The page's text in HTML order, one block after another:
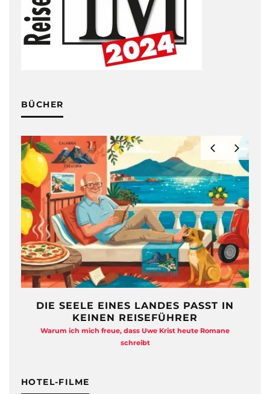
BÜCHER
DIE SEELE EINES LANDES PASST IN
KEINEN REISEFÜHRER
Warum ich mich freue, dass Uwe Krist heute Romane
schreibt
HOTEL-FILME